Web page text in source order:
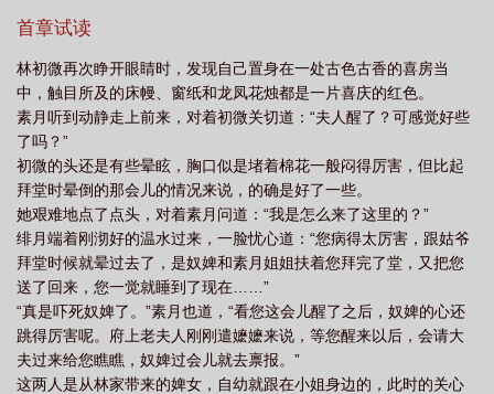
安远在京城钻营夺嫡大计，一年都不见得回来一次，更不会找她麻
全，一个杀伐果断，手腕卓绝；一个智力超群，厚积薄发。这样的
极品男主配置不是她此等凡人能随便消受得起的，远离主角团是每
个炮灰女配应有的职业素养。林初微为人从不打无把握之仗，积极
存钱准备后路的同时早早写下和离书，根据实际情况每日增增减
减。正值皇帝年迈立储之际，朝堂内外总有风波，家里一直还算风
平浪静，直到有一天，她那长达三页的和离书被发现了……其他：
儿子不是男主的，但是属于女主的。存稿中新文《成为科举文男配
长姐后》求预收：一朝穿越，苏宜成了科举文男配的长姐，因为有
一个脑子不灵光且事事针对男主的弟弟，要被连累全家的那种。苏
宜看着这老实的爸，生病的妈，懵懂的弟弟，破碎的家……人也跟
着碎了一下。就在父母商议砸锅卖铁凑钱攒束脩，准备送弟弟去往
学堂开启科考之路时，看过原文的苏宜直接出手将二人拦下。“他这
方面没有天分。我行，还是我上吧。”
首章试读
林初微再次睁开眼睛时，发现自己置身在一处古色古香的喜房当
中，触目所及的床幔、窗纸和龙凤花烛都是一片喜庆的红色。
素月听到动静走上前来，对着初微关切道：“夫人醒了？可感觉好些
了吗？”
初微的头还是有些晕眩，胸口似是堵着棉花一般闷得厉害，但比起
拜堂时晕倒的那会儿的情况来说，的确是好了一些。
她艰难地点了点头，对着素月问道：“我是怎么来了这里的？”
绯月端着刚沏好的温水过来，一脸忧心道：“您病得太厉害，跟姑爷
拜堂时候就晕过去了，是奴婢和素月姐姐扶着您拜完了堂，又把您
送了回来，您一觉就睡到了现在……”
“真是吓死奴婢了。”素月也道，“看您这会儿醒了之后，奴婢的心还
跳得厉害呢。府上老夫人刚刚遣嬷嬷来说，等您醒来以后，会请大
夫过来给您瞧瞧，奴婢过会儿就去禀报。”
这两人是从林家带来的婢女，自幼就跟在小姐身边的，此时的关心